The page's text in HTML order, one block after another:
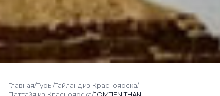
Главная/Туры/Тайланд из Красноярска/
Паттайя из Красноярска/JOMTIEN THANI